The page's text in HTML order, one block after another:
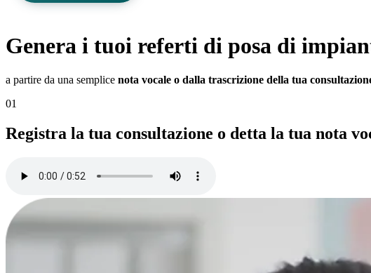
Genera i tuoi referti di posa di
a partire da una semplice nota vocale o dalla trascrizione della tua
01
Registra la tua consultazione o detta la tua nota